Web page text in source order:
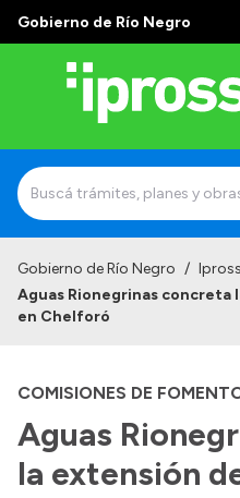
Gobierno de Río Negro
Institucional
Autoridades
Delegaciones
Consultorios Propios
Gobierno de Río Negro / Ipross
Aguas Rionegrinas concreta
en Chelforó
COMISIONES DE
Aguas
la extensión